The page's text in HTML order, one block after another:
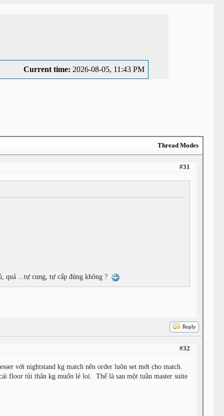
Current time: 2026-08-05, 11:43 PM
Thread Modes
#31
quả ...tự cung, tự cấp đúng không ?
Reply
#32
với nightstand kg match nên order luôn set mới cho match.
floor tủi thân kg muốn lẻ loi. Thế là sau một tuần master suite